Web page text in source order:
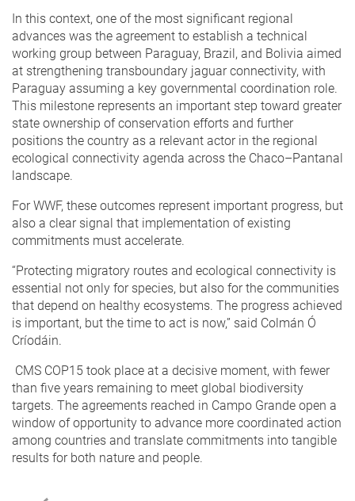
In this context, one of the most significant regional
advances was the agreement to establish a technical
working group between Paraguay, Brazil, and Bolivia aimed
at strengthening transboundary jaguar connectivity, with
Paraguay assuming a key governmental coordination role.
This milestone represents an important step toward greater
state ownership of conservation efforts and further
positions the country as a relevant actor in the regional
ecological connectivity agenda across the Chaco–Pantanal
landscape.
For WWF, these outcomes represent important progress, but
also a clear signal that implementation of existing
commitments must accelerate.
“Protecting migratory routes and ecological connectivity is
essential not only for species, but also for the communities
that depend on healthy ecosystems. The progress achieved
is important, but the time to act is now,” said Colmán Ó
Críodáin.
CMS COP15 took place at a decisive moment, with fewer
than five years remaining to meet global biodiversity
targets. The agreements reached in Campo Grande open a
window of opportunity to advance more coordinated action
among countries and translate commitments into tangible
results for both nature and people.